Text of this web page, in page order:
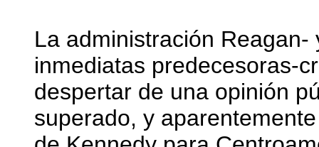
La administración
inmediatas predecesoras-
despertar de una opinión
superado, y